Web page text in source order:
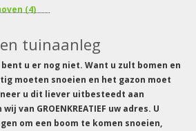
tuinaanleg
u er nog niet. Want u zult bomen en
moeten snoeien en het gazon moet
u dit liever uitbesteedt aan
van GROENKREATIEF uw adres. U
om een boom te komen snoeien,